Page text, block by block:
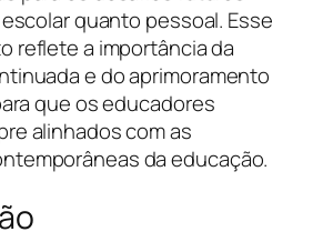
quanto pessoal. Esse
reflete a importância da
e do aprimoramento
que os educadores
alinhados com as
da educação.